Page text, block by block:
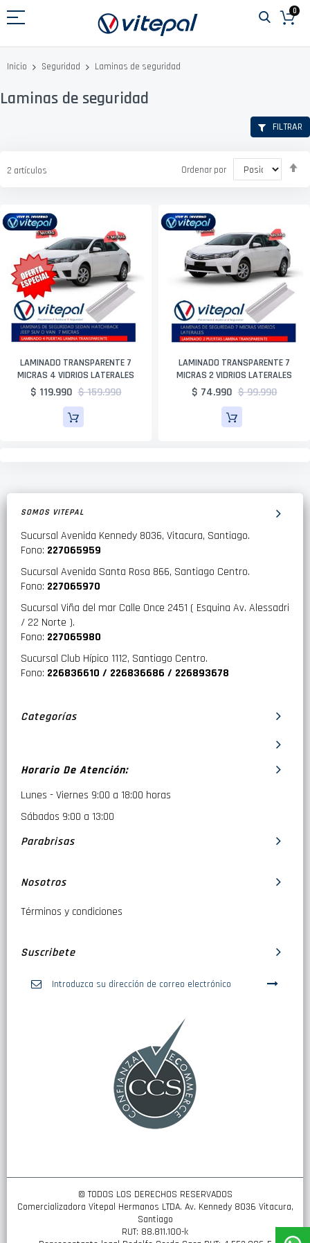
al
0
Inicio Seguridad Laminas de seguridad
Laminas de seguridad
2 artículos Ordenar por
LAMINADO TRANSPARENTE 7
MICRAS 4 VIDRIOS LATERALES
$ 119.990 $ 159.990
LAMINADO TRANSPARENTE 7
MICRAS 2 VIDRIOS LATERALES
$ 74.990 $ 99.990
FILTRAR
SOMOS VITEPAL
Sucursal Avenida Kennedy 8036, Vitacura, Santiago.
Fono: 227065959
Sucursal Avenida Santa Rosa 866, Santiago Centro.
Fono: 227065970
Sucursal Viña del mar Calle Once 2451 ( Esquina Av. Alessadri
/ 22 Norte ).
Fono: 227065980
Sucursal Club Hípico 1112, Santiago Centro.
Fono: 226836610 / 226836686 / 226893678
Categorías
Horario De Atención:
Lunes - Viernes 9:00 a 18:00 horas
Sábados 9:00 a 13:00
Parabrisas
Nosotros
Términos y condiciones
Suscribete
© TODOS LOS DERECHOS RESERVADOS
Comercializadora Vitepal Hermanos LTDA. Av. Kennedy 8036 Vitacura,
Santiago
RUT: 88.811.100-k